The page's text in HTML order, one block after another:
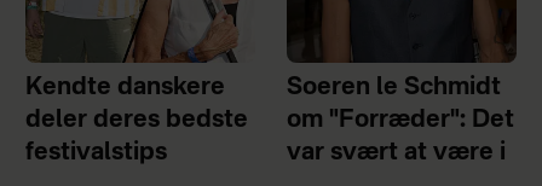
Kendte danskere
deler deres bedste
festivalstips
Soeren le Schmidt
om "Forræder": Det
var svært at være i